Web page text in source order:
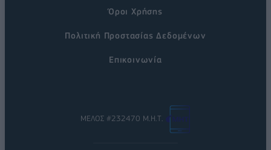
Όροι Χρήσης
Πολιτική Προστασίας Δεδομένων
Επικοινωνία
ΜΕΛΟΣ #232470 Μ.Η.Τ.